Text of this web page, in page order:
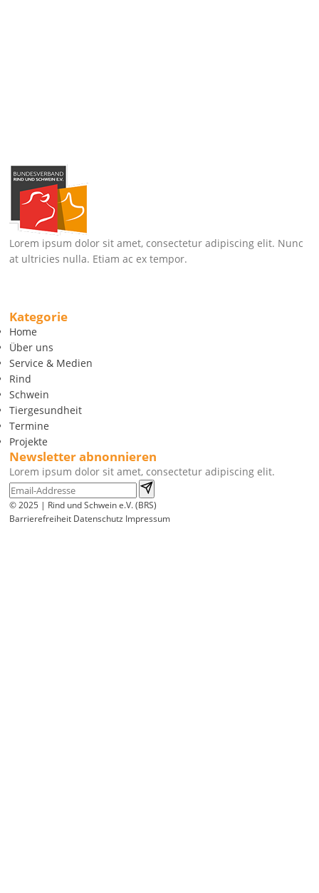
Lorem ipsum dolor sit amet, consectetur adipiscing elit. Nunc
at ultricies nulla. Etiam ac ex tempor.
Kategorie
Home
Über uns
Service & Medien
Rind
Schwein
Tiergesundheit
Termine
Projekte
Newsletter abnonnieren
Lorem ipsum dolor sit amet, consectetur adipiscing elit.
© 2025 | Rind und Schwein e.V. (BRS)
Barrierefreiheit Datenschutz Impressum